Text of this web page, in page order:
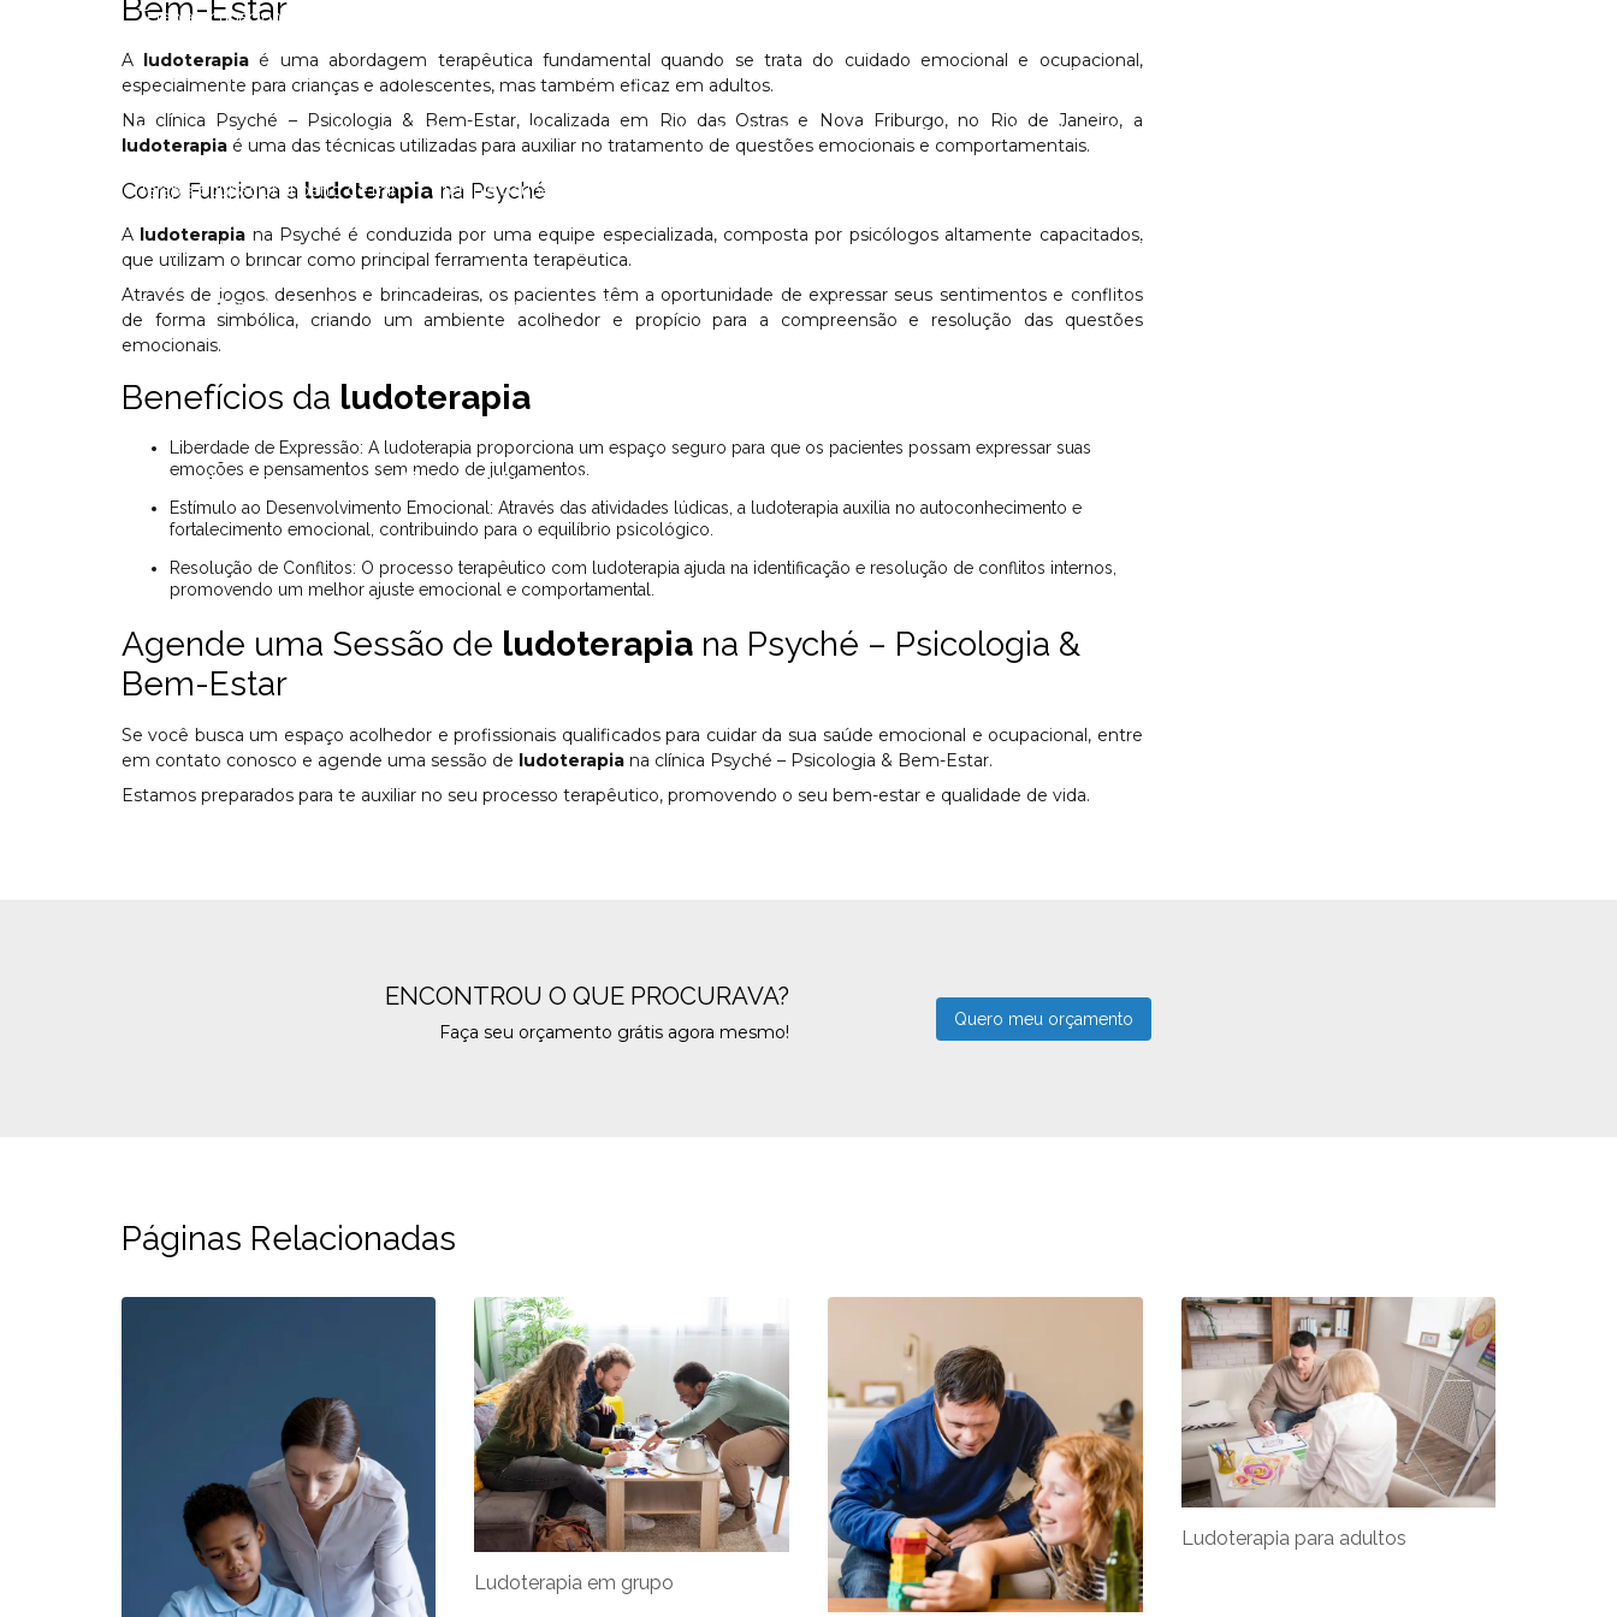
Terapia ocupacional para adultos
Terapia ocupacional para deficientes Terapia ocupacional em escolas Terapia ocupacional infantil no Rio das Ostras
Terapia ocupacional infantil em Nova Friburgo Terapia ocupacional no Rio das Ostras Terapia ocupacional em Nova Friburgo
Terapia ocupacional perto de mim Terapia ocupacional para reabilitação
Terapia online para casais Terapia online para crianças Terapia online para depressão Terapia online para estresse
Terapia online infantil Terapia online com psicólogo Terapia psicomotricidade Terapia de relacionamento Terapia virtual
Tratamento neuropsicológico Valor consulta psicanalista no Rio das Ostras
Bem-Estar
A ludoterapia é uma abordagem terapêutica fundamental quando se trata do cuidado emocional e ocupacional,
especialmente para crianças e adolescentes, mas também eficaz em adultos.
Na clínica Psyché – Psicologia & Bem-Estar, localizada em Rio das Ostras e Nova Friburgo, no Rio de Janeiro, a
ludoterapiaé uma das técnicas utilizadas para auxiliar no tratamento de questões emocionais e comportamentais.
Como Funciona a ludoterapiana Psyché
A ludoterapia na Psyché é conduzida por uma equipe especializada, composta por psicólogos altamente capacitados,
que utilizam o brincar como principal ferramenta terapêutica.
Através de jogos, desenhos e brincadeiras, os pacientes têm a oportunidade de expressar seus sentimentos e conflitos
de forma simbólica, criando um ambiente acolhedor e propício para a compreensão e resolução das questões
emocionais.
Benefícios da ludoterapia
emoções e pensamentos sem medo de julgamentos.
Estímulo ao Desenvolvimento Emocional: Através das atividades lúdicas, a ludoterapia auxilia no autoconhecimento e
fortalecimento emocional, contribuindo para o equilíbrio psicológico.
Resolução de Conflitos: O processo terapêutico com ludoterapia ajuda na identificação e resolução de conflitos internos,
promovendo um melhor ajuste emocional e comportamental.
Agende uma Sessão de ludoterapiana Psyché – Psicologia &
Bem-Estar
Se você busca um espaço acolhedor e profissionais qualificados para cuidar da sua saúde emocional e ocupacional, entre
em contato conosco e agende uma sessão de ludoterapiana clínica Psyché – Psicologia & Bem-Estar.
Estamos preparados para te auxiliar no seu processo terapêutico, promovendo o seu bem-estar e qualidade de vida.
ENCONTROU O QUE PROCURAVA?
Faça seu orçamento grátis agora mesmo!
Quero meu orçamento
Páginas Relacionadas
Ludoterapia em grupo
Ludoterapia para adultos